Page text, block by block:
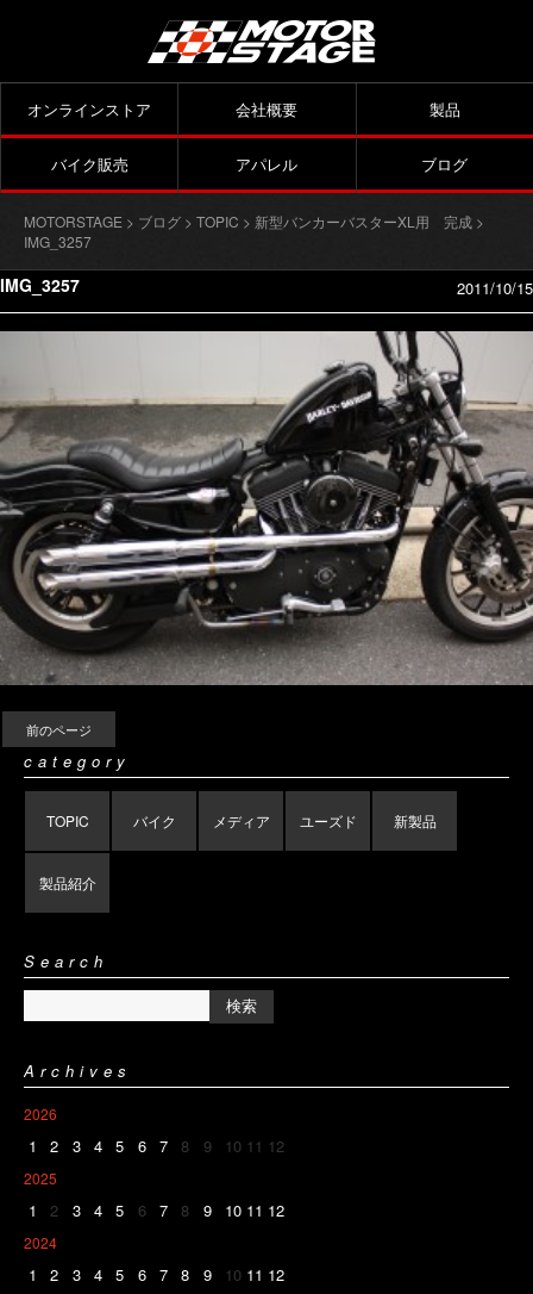
オンラインストア 会社概要 製品
バイク販売 アパレル ブログ
MOTORSTAGE > ブログ > TOPIC > 新型バンカーバスターXL用 完成 >
IMG_3257
IMG_3257 2011/10/15
前のページ
category
TOPIC バイク メディア ユーズド 新製品
製品紹介
Search
Archives
2026
1 2 3 4 5 6 7 8 9 10 11 12
2025
1 2 3 4 5 6 7 8 9 10 11 12
2024
1 2 3 4 5 6 7 8 9 10 11 12